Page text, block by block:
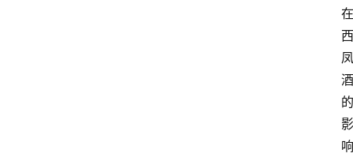
在
西
凤
酒
的
影
响